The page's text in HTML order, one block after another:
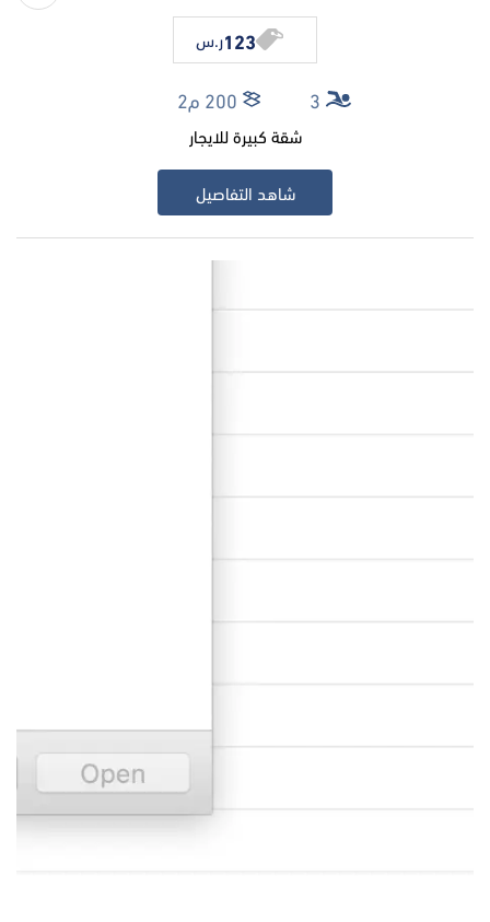
123ر.س
3 200 م2
شقة كبيرة للايجار
شاهد التفاصيل